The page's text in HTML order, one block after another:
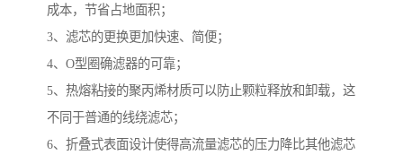
成本，节省占地面积；
3、滤芯的更换更加快速、简便；
4、O型圈确滤器的可靠；
5、热熔粘接的聚丙烯材质可以防止颗粒释放和卸载，这
不同于普通的线绕滤芯；
6、折叠式表面设计使得高流量滤芯的压力降比其他滤芯